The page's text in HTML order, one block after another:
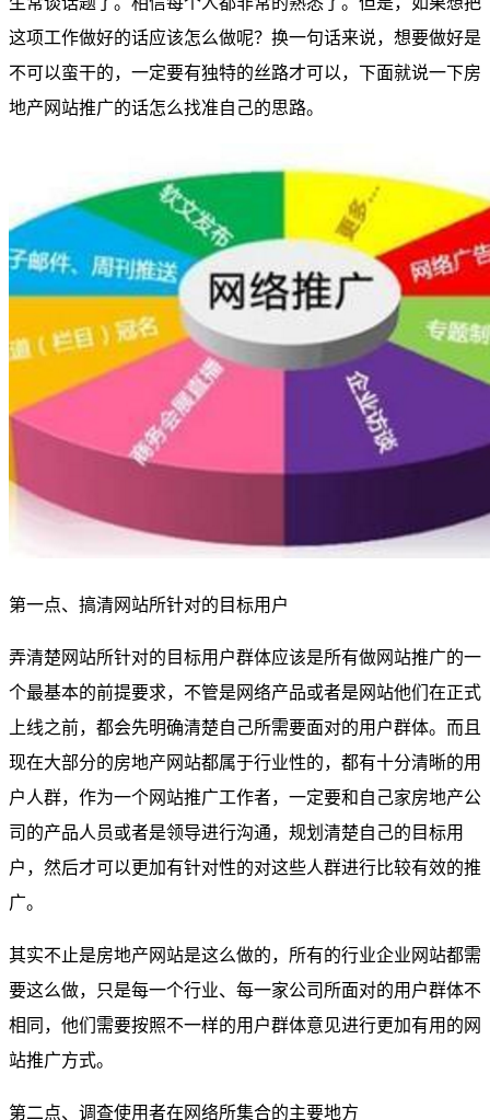
这项工作做好的话应该怎么做呢？换一句话来说，想要做好是
不可以蛮干的，一定要有独特的丝路才可以，下面就说一下房
地产网站推广的话怎么找准自己的思路。
第一点、搞清网站所针对的目标用户
弄清楚网站所针对的目标用户群体应该是所有做网站推广的一
个最基本的前提要求，不管是网络产品或者是网站他们在正式
上线之前，都会先明确清楚自己所需要面对的用户群体。而且
现在大部分的房地产网站都属于行业性的，都有十分清晰的用
户人群，作为一个网站推广工作者，一定要和自己家房地产公
司的产品人员或者是领导进行沟通，规划清楚自己的目标用
户，然后才可以更加有针对性的对这些人群进行比较有效的推
广。
其实不止是房地产网站是这么做的，所有的行业企业网站都需
要这么做，只是每一个行业、每一家公司所面对的用户群体不
相同，他们需要按照不一样的用户群体意见进行更加有用的网
站推广方式。
第二点、调查使用者在网络所集合的主要地方